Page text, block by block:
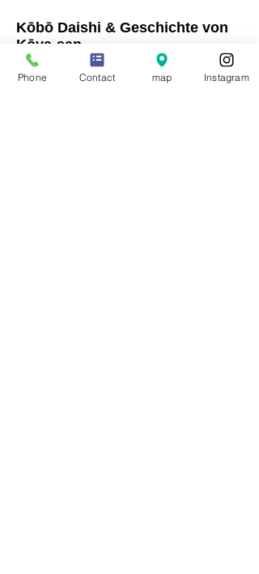
Kōbō Daishi & Geschichte von
Kōya-san
Kōbō Daishi ist bekannt als Priester,
Phone Contact map Instagram